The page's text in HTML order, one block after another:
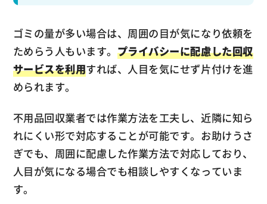
ゴミの量が多い場合は、周囲の目が気になり依頼を
ためらう人もいます。 プライバシーに配慮した回収
サービスを利用すれば、人目を気にせず片付けを進
められます。
不用品回収業者では作業方法を工夫し、近隣に知ら
れにくい形で対応することが可能です。お助けうさ
ぎでも、周囲に配慮した作業方法で対応しており、
人目が気になる場合でも相談しやすくなっていま
す。